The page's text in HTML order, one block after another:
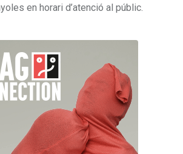
en horari d’atenció al públic.